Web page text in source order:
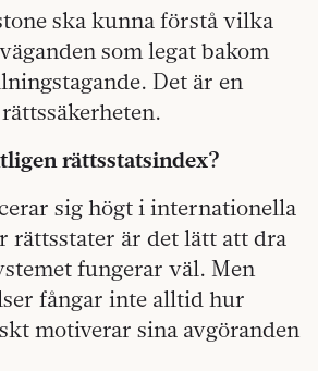
ska kunna förstå vilka
som legat bakom
Det är en
rättsstatsindex?
sig högt i internationella
rättsstater är det lätt att dra
fungerar väl. Men
fångar inte alltid hur
motiverar sina avgöranden